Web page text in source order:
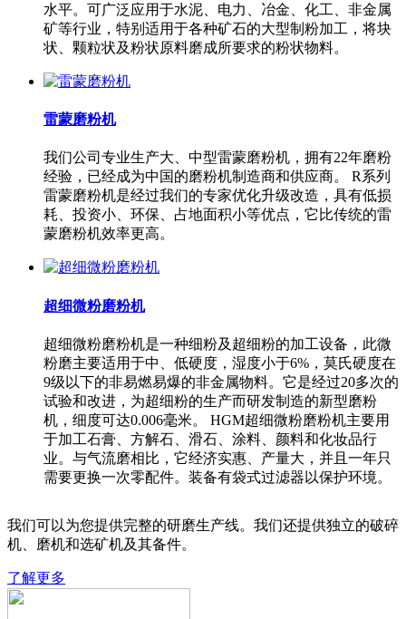
水平。可广泛应用于水泥、电力、冶金、化工、非金属
矿等行业，特别适用于各种矿石的大型制粉加工，将块
状、颗粒状及粉状原料磨成所要求的粉状物料。
雷蒙磨粉机
我们公司专业生产大、中型雷蒙磨粉机，拥有22年磨粉
经验，已经成为中国的磨粉机制造商和供应商。 R系列
雷蒙磨粉机是经过我们的专家优化升级改造，具有低损
耗、投资小、环保、占地面积小等优点，它比传统的雷
蒙磨粉机效率更高。
超细微粉磨粉机
超细微粉磨粉机是一种细粉及超细粉的加工设备，此微
粉磨主要适用于中、低硬度，湿度小于6%，莫氏硬度在
9级以下的非易燃易爆的非金属物料。它是经过20多次的
试验和改进，为超细粉的生产而研发制造的新型磨粉
机，细度可达0.006毫米。 HGM超细微粉磨粉机主要用
于加工石膏、方解石、滑石、涂料、颜料和化妆品行
业。与气流磨相比，它经济实惠、产量大，并且一年只
需要更换一次零配件。装备有袋式过滤器以保护环境。
我们可以为您提供完整的研磨生产线。我们还提供独立的破碎
机、磨机和选矿机及其备件。
了解更多